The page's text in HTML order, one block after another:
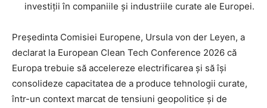
investiții în companiile și industriile curate ale Europei.
Președinta Comisiei Europene, Ursula von der Leyen, a
declarat la European Clean Tech Conference 2026 că
Europa trebuie să accelereze electrificarea și să își
consolideze capacitatea de a produce tehnologii curate,
într-un context marcat de tensiuni geopolitice și de